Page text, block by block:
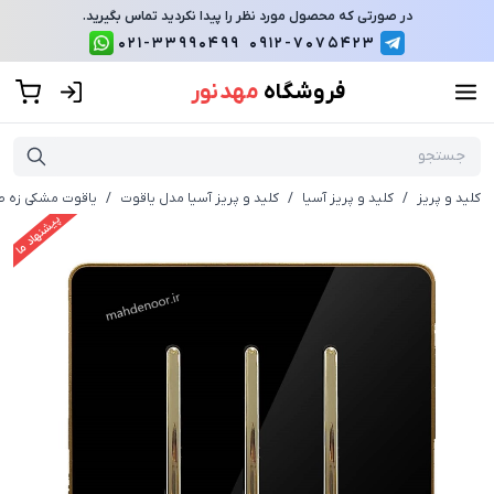
در صورتی که محصول مورد نظر را پیدا نکردید تماس بگیرید.
0912-7075423
021-33990499
فروشگاه مهد نور
کلید و پریز / کلید و پریز آسیا / کلید و پریز آسیا مدل یاقوت / یاقوت مشکی زه
پیشنهاد ما